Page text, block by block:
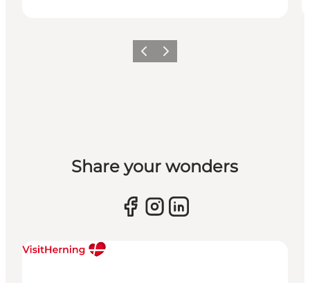
Forrige billede
Næste billede
Share your wonders